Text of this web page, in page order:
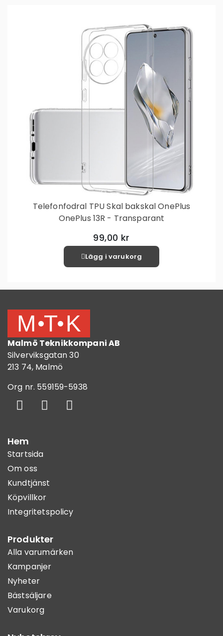
Telefonfodral TPU Skal bakskal OnePlus
OnePlus 13R - Transparant
99,00 kr
Lägg i varukorg
Malmö Teknikkompani AB
Silverviksgatan 30
213 74, Malmö
Org nr. 559159-5938
Hem
Startsida
Om oss
Kundtjänst
Köpvillkor
Integritetspolicy
Produkter
Alla varumärken
Kampanjer
Nyheter
Bästsäljare
Varukorg